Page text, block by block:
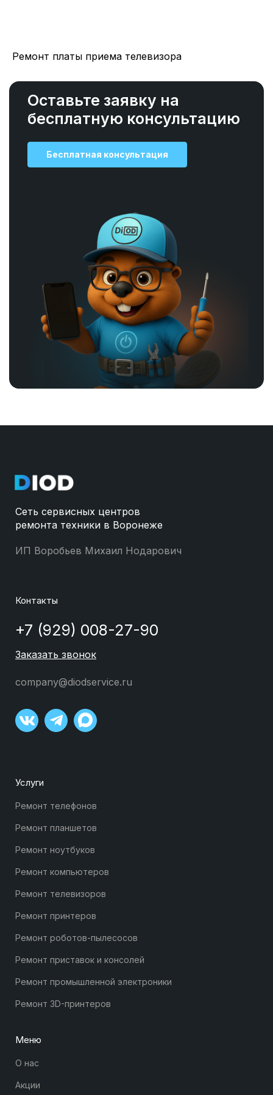
Ремонт платы приема телевизора
Оставьте заявку на
бесплатную консультацию
Бесплатная консультация
Сеть сервисных центров
ремонта техники в Воронеже
ИП Воробьев Михаил Нодарович
Контакты
+7 (929) 008-27-90
Заказать звонок
company@diodservice.ru
Услуги
Ремонт телефонов
Ремонт планшетов
Ремонт ноутбуков
Ремонт компьютеров
Ремонт телевизоров
Ремонт принтеров
Ремонт роботов-пылесосов
Ремонт приставок и консолей
Ремонт промышленной электроники
Ремонт 3D-принтеров
Меню
О нас
Акции